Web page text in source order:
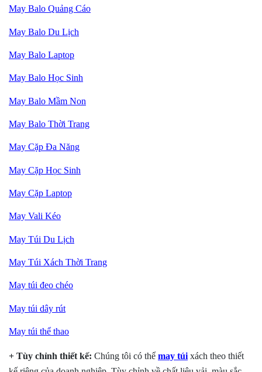
May Balo Quảng Cáo
May Balo Du Lịch
May Balo Laptop
May Balo Học Sinh
May Balo Mầm Non
May Balo Thời Trang
May Cặp Đa Năng
May Cặp Học Sinh
May Cặp Laptop
May Vali Kéo
May Túi Du Lịch
May Túi Xách Thời Trang
May túi đeo chéo
May túi dây rút
May túi thể thao
+ Tùy chỉnh thiết kế: Chúng tôi có thể may túi xách theo thiết